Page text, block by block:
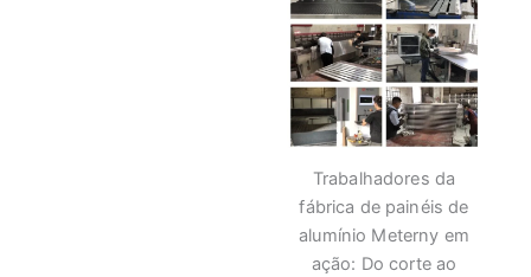
Trabalhadores da
fábrica de painéis de
alumínio Meterny em
ação: Do corte ao